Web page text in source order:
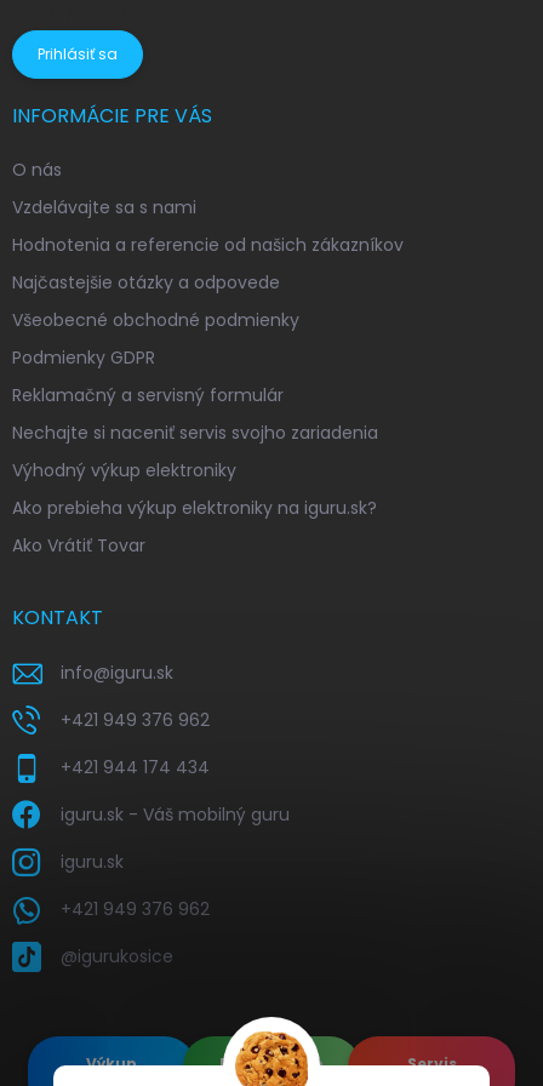
Prihlásiť sa
INFORMÁCIE PRE VÁS
O nás
Vzdelávajte sa s nami
Hodnotenia a referencie od našich zákazníkov
Najčastejšie otázky a odpovede
Všeobecné obchodné podmienky
Podmienky GDPR
Reklamačný a servisný formulár
Nechajte si naceniť servis svojho zariadenia
Výhodný výkup elektroniky
Ako prebieha výkup elektroniky na iguru.sk?
Ako Vrátiť Tovar
KONTAKT
info@iguru.sk
+421 949 376 962
+421 944 174 434
iguru.sk - Váš mobilný guru
iguru.sk
+421 949 376 962
@igurukosice
Výkup
Renovované
Servis